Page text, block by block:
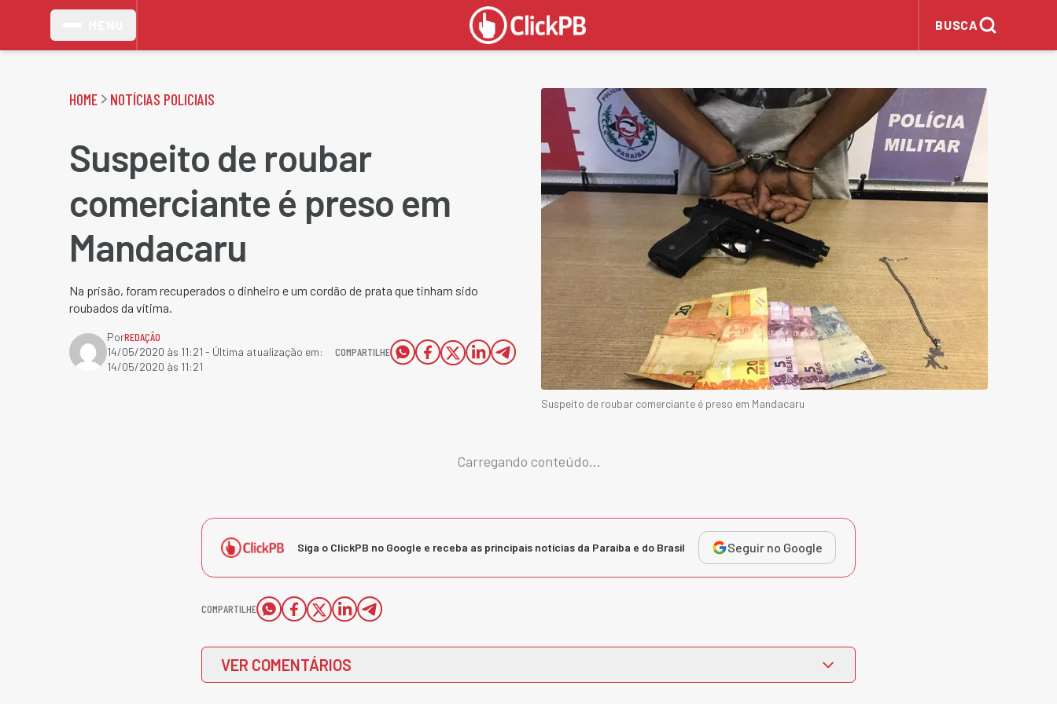
BUSCA
HOME NOTÍCIAS POLICIAIS
Suspeito de roubar
comerciante é preso em
Mandacaru
Na prisão, foram recuperados o dinheiro e um cordão de prata que tinham sido
roubados da vítima.
PorREDAÇÃO
14/05/2020 às 11:21 - Última atualização em:
14/05/2020 às 11:21
COMPARTILHE
Suspeito de roubar comerciante é preso em Mandacaru
Carregando conteúdo...
Siga o ClickPB no Google e receba as principais notícias da Paraíba e do Brasil Seguir no Google
COMPARTILHE
VER COMENTÁRIOS